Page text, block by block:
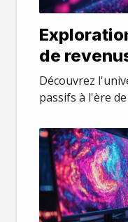
de
travers
artificielle
Découvrez
passifs à l'ère